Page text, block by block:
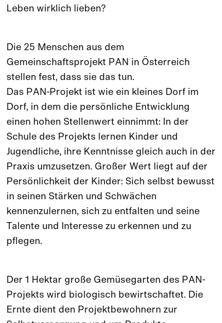
Leben wirklich lieben?
Die 25 Menschen aus dem
Gemeinschaftsprojekt PAN in Österreich
stellen fest, dass sie das tun.
Das PAN-Projekt ist wie ein kleines Dorf im
Dorf, in dem die persönliche Entwicklung
einen hohen Stellenwert einnimmt: In der
Schule des Projekts lernen Kinder und
Jugendliche, ihre Kenntnisse gleich auch in der
Praxis umzusetzen. Großer Wert liegt auf der
Persönlichkeit der Kinder: Sich selbst bewusst
in seinen Stärken und Schwächen
kennenzulernen, sich zu entfalten und seine
Talente und Interesse zu erkennen und zu
pflegen.
Der 1 Hektar große Gemüsegarten des PAN-
Projekts wird biologisch bewirtschaftet. Die
Ernte dient den Projektbewohnern zur